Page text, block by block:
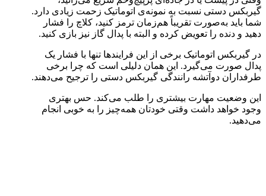
گیربکس دستی نسبت به نمونه‌ی اتوماتیک زحمت زیادی دارد.
شما باید به‌صورت تقریباً هم‌زمان ترمز کنید، کلاچ را فشار
دهید و دنده را تعویض کرده و البته با پدال گاز نیز بازی کنید.
در گیربکس اتوماتیک برخی از این فرایندها تنها با فشار یک
پدال صورت می‌گیرد. این همان دلیلی است که چرا برخی
طرفداران دوآتشه رانندگی گیربکس دستی را ترجیح می‌دهند.
این وضعیت مهارت بیشتری را طلب می‌کند. حس بهتری
وجود خواهد داشت وقتی خودتان همه‌چیز را به خوبی انجام
می‌دهید.